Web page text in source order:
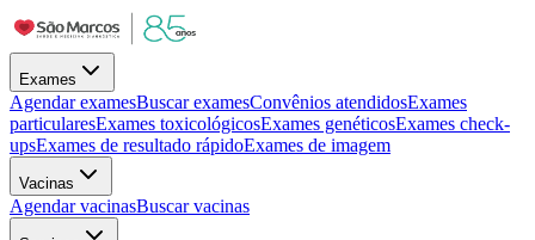
Exames
Agendar examesBuscar examesConvênios atendidosExames
particularesExames toxicológicosExames genéticosExames check-
upsExames de resultado rápidoExames de imagem
Vacinas
Agendar vacinasBuscar vacinas